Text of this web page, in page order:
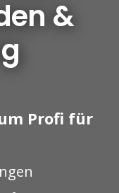
&
Profi für